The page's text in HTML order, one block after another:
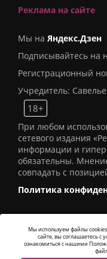
Реклама на сайте
Мы на Яндекс.Дзен
Подписывайтесь на
Регистрационный
Учредитель:
18+
При любом
сетевого издания
информации и
обязательны.
совпадать с
Политика
© 2016СИ
Alatis
Мы используем файлы
сайте, вы соглашаетесь с
ознакомиться с нашими